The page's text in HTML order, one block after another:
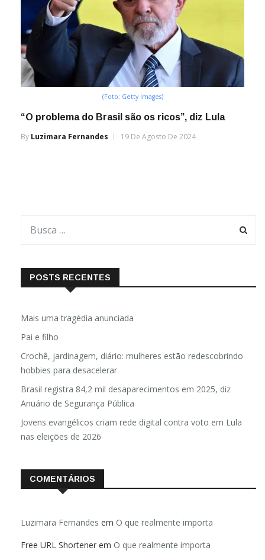
(Foto: Getty Images)
“O problema do Brasil são os ricos”, diz Lula
By Luzimara Fernandes 19 De Agosto De 2024
POSTS RECENTES
Mais uma tragédia anunciada
Pai e filho
Crochê, jardinagem, diário: mulheres estão redescobrindo
hobbies para desacelerar
Brasil registra 84,2 mil desaparecimentos em 2025, diz
Anuário de Segurança Pública
Jovens evangélicos criam rede digital contra voto em Lula
nas eleições de 2026
COMENTÁRIOS
Luzimara Fernandes em O que realmente importa
Free URL Shortener em O que realmente importa